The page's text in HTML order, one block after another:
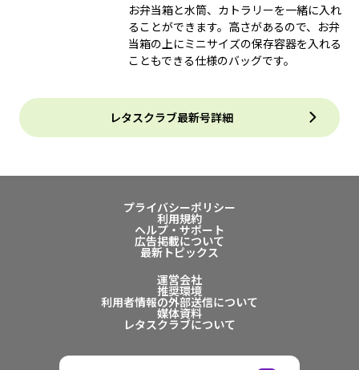
お弁当箱と水筒、カトラリーを一緒に入れ
ることができます。高さがあるので、お弁
当箱の上にミニサイズの保存容器を入れる
こともできる仕様のバッグです。
レタスクラブ最新号詳細
プライバシーポリシー
利用規約
ヘルプ・サポート
広告掲載について
最新トピックス
運営会社
推奨環境
利用者情報の外部送信について
媒体資料
レタスクラブについて